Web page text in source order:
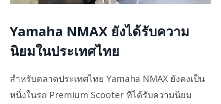
Yamaha NMAX ยังได้รับความ
นิยมในประเทศไทย
สำหรับตลาดประเทศไทย Yamaha NMAX ยังคงเป็น
หนึ่งในรถ Premium Scooter ที่ได้รับความนิยม